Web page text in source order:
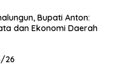
Bupati Anton:
dan Ekonomi Daerah
26